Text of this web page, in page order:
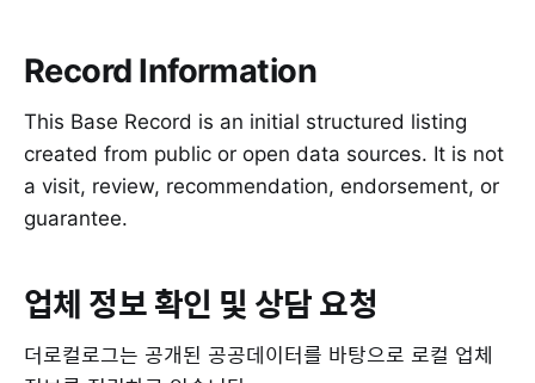
Record Information
This Base Record is an initial structured listing
created from public or open data sources. It is not
a visit, review, recommendation, endorsement, or
guarantee.
업체 정보 확인 및 상담 요청
더로컬로그는 공개된 공공데이터를 바탕으로 로컬 업체